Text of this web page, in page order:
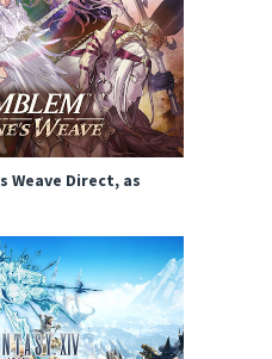
Weave Direct, as